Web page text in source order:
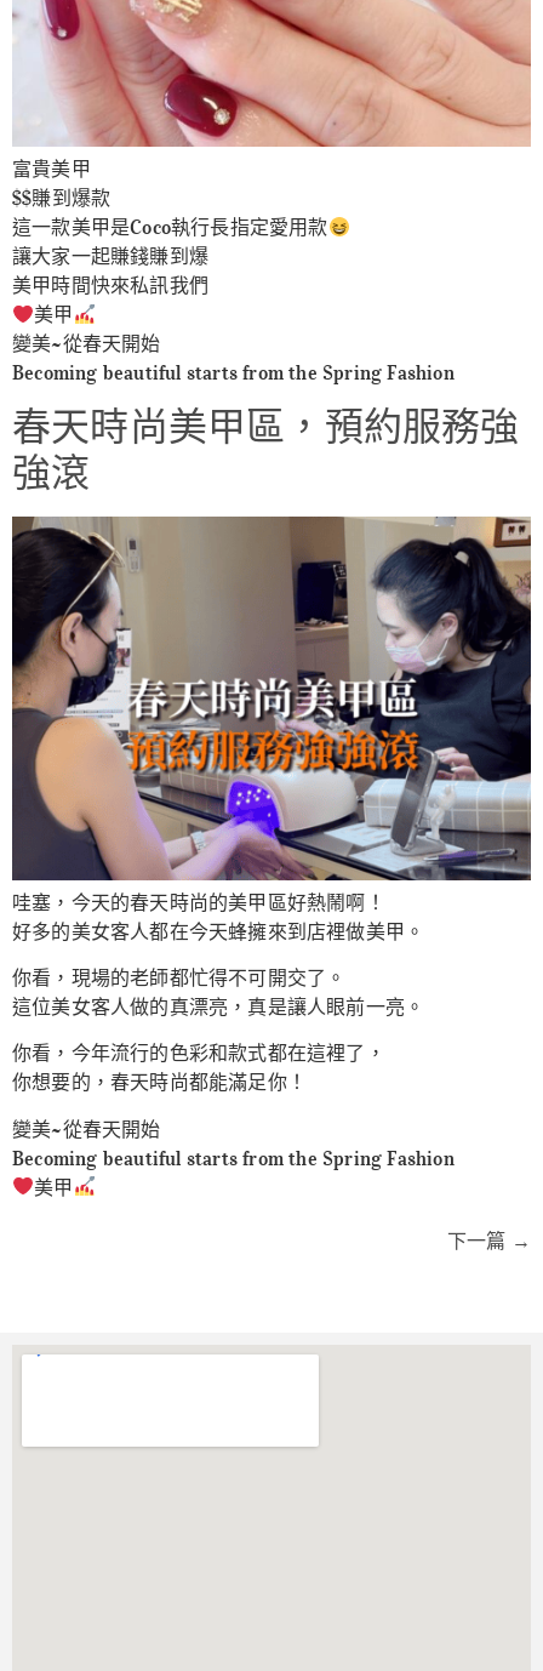
富貴美甲
$$賺到爆款
這一款美甲是Coco執行長指定愛用款
讓大家一起賺錢賺到爆
美甲時間快來私訊我們
美甲
變美~從春天開始
Becoming beautiful starts from the Spring Fashion
春天時尚美甲區，預約服務強
強滾
哇塞，今天的春天時尚的美甲區好熱鬧啊！
好多的美女客人都在今天蜂擁來到店裡做美甲。
你看，現場的老師都忙得不可開交了。
這位美女客人做的真漂亮，真是讓人眼前一亮。
你看，今年流行的色彩和款式都在這裡了，
你想要的，春天時尚都能滿足你！
變美~從春天開始
Becoming beautiful starts from the Spring Fashion
美甲
下一篇 →